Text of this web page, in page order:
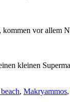
vor allem
kleinen
, Makryammos,